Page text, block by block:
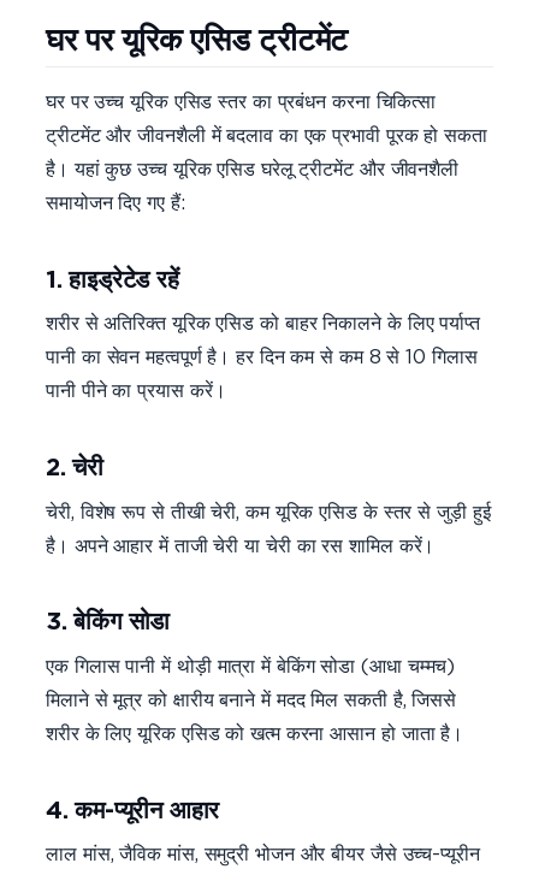
घर पर यूरिक एसिड ट्रीटमेंट
घर पर उच्च यूरिक एसिड स्तर का प्रबंधन करना चिकित्सा
ट्रीटमेंट और जीवनशैली में बदलाव का एक प्रभावी पूरक हो सकता
है। यहां कुछ उच्च यूरिक एसिड घरेलू ट्रीटमेंट और जीवनशैली
समायोजन दिए गए हैं:
1. हाइड्रेटेड रहें
शरीर से अतिरिक्त यूरिक एसिड को बाहर निकालने के लिए पर्याप्त
पानी का सेवन महत्वपूर्ण है। हर दिन कम से कम 8 से 10 गिलास
पानी पीने का प्रयास करें।
2. चेरी
चेरी, विशेष रूप से तीखी चेरी, कम यूरिक एसिड के स्तर से जुड़ी हुई
है। अपने आहार में ताजी चेरी या चेरी का रस शामिल करें।
3. बेकिंग सोडा
एक गिलास पानी में थोड़ी मात्रा में बेकिंग सोडा (आधा चम्मच)
मिलाने से मूत्र को क्षारीय बनाने में मदद मिल सकती है, जिससे
शरीर के लिए यूरिक एसिड को खत्म करना आसान हो जाता है।
4. कम-प्यूरीन आहार
लाल मांस, जैविक मांस, समुद्री भोजन और बीयर जैसे उच्च-प्यूरीन